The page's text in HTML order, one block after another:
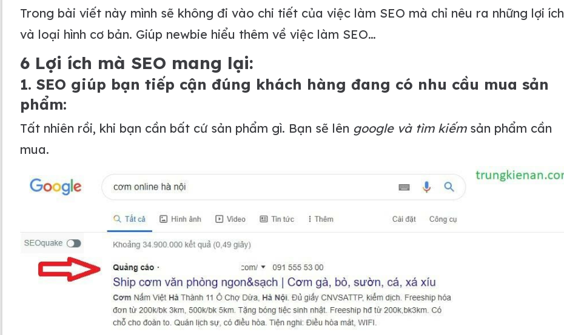
Trong bài viết này mình sẽ không đi vào chi tiết của việc làm SEO mà chỉ nêu ra những lợi ích
và loại hình cơ bản. Giúp newbie hiểu thêm về việc làm SEO…
6 Lợi ích mà SEO mang lại:
1. SEO giúp bạn tiếp cận đúng khách hàng đang có nhu cầu mua sản
phẩm:
Tất nhiên rồi, khi bạn cần bất cứ sản phẩm gì. Bạn sẽ lên google và tìm kiếmsản phẩm cần
mua.